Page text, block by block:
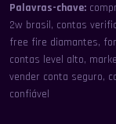
Palavras-chave:
2w brasil, contas
free fire diamantes,
contas level alto,
vender conta seguro,
confiável